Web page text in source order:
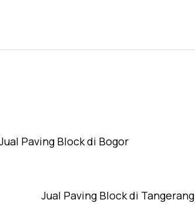
Paving Block di Bogor
Jual Paving Block di Tangerang